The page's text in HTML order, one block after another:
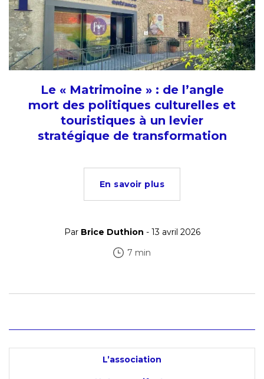
Le « Matrimoine » : de l’angle
mort des politiques culturelles et
touristiques à un levier
stratégique de transformation
En savoir plus
Par Brice Duthion - 13 avril 2026
7 min
L’association